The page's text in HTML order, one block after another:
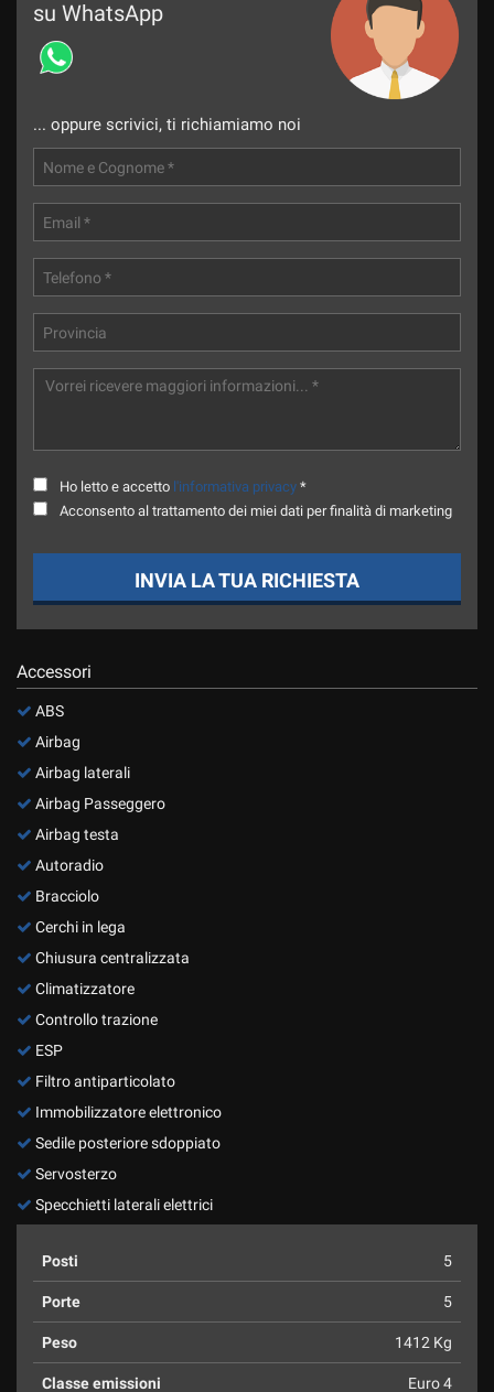
su WhatsApp
... oppure scrivici, ti richiamiamo noi
Ho letto e accetto l'informativa privacy *
Acconsento al trattamento dei miei dati per finalità di marketing
INVIA LA TUA RICHIESTA
Accessori
ABS
Airbag
Airbag laterali
Airbag Passeggero
Airbag testa
Autoradio
Bracciolo
Cerchi in lega
Chiusura centralizzata
Climatizzatore
Controllo trazione
ESP
Filtro antiparticolato
Immobilizzatore elettronico
Sedile posteriore sdoppiato
Servosterzo
Specchietti laterali elettrici
Posti 5
Porte 5
Peso 1412 Kg
Classe emissioni Euro 4